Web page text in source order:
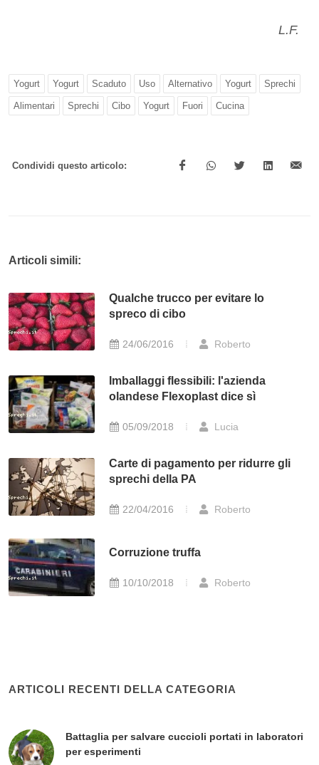
L.F.
Yogurt Yogurt Scaduto Uso Alternativo Yogurt Sprechi
Alimentari Sprechi Cibo Yogurt Fuori Cucina
Condividi questo articolo:
Articoli simili:
Qualche trucco per evitare lo
spreco di cibo
24/06/2016 Roberto
Imballaggi flessibili: l'azienda
olandese Flexoplast dice sì
05/09/2018 Lucia
Carte di pagamento per ridurre gli
sprechi della PA
22/04/2016 Roberto
Corruzione truffa
10/10/2018 Roberto
ARTICOLI RECENTI DELLA CATEGORIA
Battaglia per salvare cuccioli portati in laboratori
per esperimenti